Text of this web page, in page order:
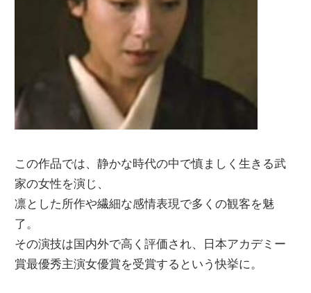
この作品では、静かな時代の中で慎ましく生きる武
家の女性を演じ、
凛とした所作や繊細な感情表現で多くの観客を魅
了。
その演技は国内外で高く評価され、日本アカデミー
賞最優秀主演女優賞を受賞するという快挙に。